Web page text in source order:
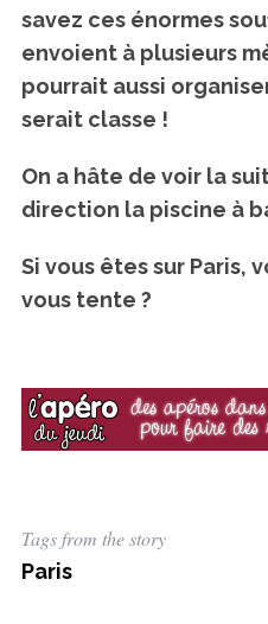
savez ces énormes
envoient à plusieurs
pourrait aussi
serait classe !
On a hâte de voir la
direction la piscine à
Si vous êtes sur Paris,
vous tente ?
Tags from the story
Paris
f
o
r